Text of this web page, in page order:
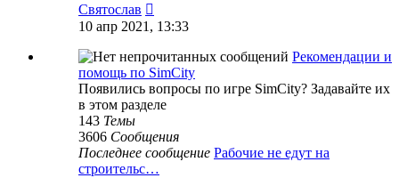
Святослав
к
сообщению
10 апр 2021, 13:33
Рекомендации и
помощь по SimCity
Появились вопросы по игре SimCity? Задавайте их
в этом разделе
143 Темы
3606 Сообщения
Последнее сообщение Рабочие не едут на
строительс…